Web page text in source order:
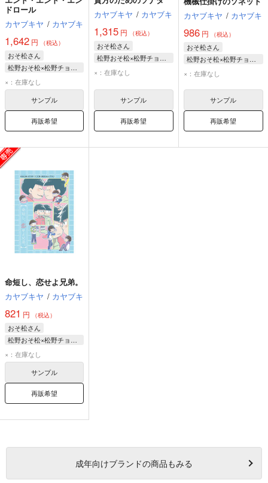
ドロール
カヤブキヤ / カヤブキ
1,642 円 （税込）
おそ松さん
松野おそ松×松野チョロ松
松野おそ松
松野チョロ松
×：在庫なし
サンプル
再販希望
カヤブキヤ / カヤブキ
1,315 円 （税込）
おそ松さん
松野おそ松×松野チョロ松
松野おそ松
×：在庫なし
サンプル
再販希望
カヤブキヤ / カヤブキ
986円 （税込）
おそ松さん
松野おそ松×松野チョロ松
松野おそ松
×：在庫なし
サンプル
再販希望
命短し、恋せよ兄弟。
カヤブキヤ / カヤブキ
821 円 （税込）
おそ松さん
松野おそ松×松野チョロ松
松野おそ松
松野チョロ松
×：在庫なし
サンプル
再販希望
成年向けブランドの商品もみる